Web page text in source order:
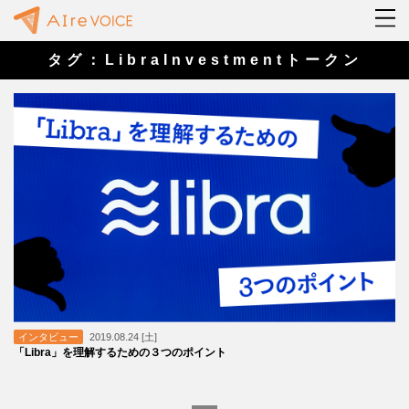
タグ：LibraInvestmentトークン
インタビュー 2019.08.24 [土]
「Libra」を理解するための３つのポイント